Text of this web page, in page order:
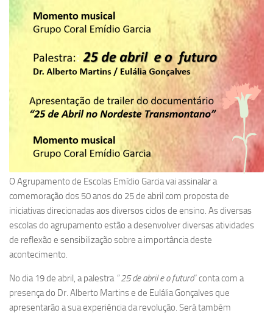
O Agrupamento de Escolas Emídio Garcia vai assinalar a
comemoração dos 50 anos do 25 de abril com proposta de
iniciativas direcionadas aos diversos ciclos de ensino. As diversas
escolas do agrupamento estão a desenvolver diversas atividades
de reflexão e sensibilização sobre a importância deste
acontecimento.
No dia 19 de abril, a palestra ” 25 de abril e o futuro” conta com a
presença do Dr. Alberto Martins e de Eulália Gonçalves que
apresentarão a sua experiência da revolução. Será também